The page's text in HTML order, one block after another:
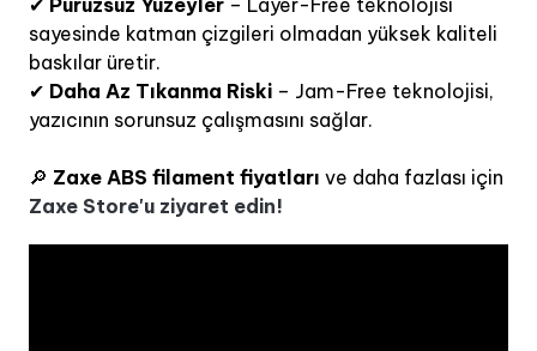
sayesinde katman çizgileri olmadan yüksek kaliteli
baskılar üretir.
✔ Daha Az Tıkanma Riski – Jam-Free teknolojisi,
yazıcının sorunsuz çalışmasını sağlar.
🔎 Zaxe ABS filament fiyatları ve daha fazlası için
Zaxe Store'u ziyaret edin!